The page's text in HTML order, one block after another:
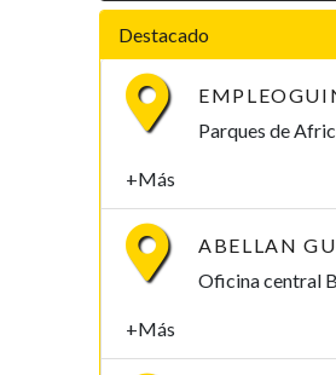
Destacado
+Más
ABELLAN
+Más